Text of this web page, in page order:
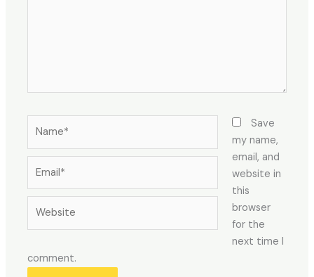
Save
my name,
email, and
website in
this
browser
for the
next time I
comment.